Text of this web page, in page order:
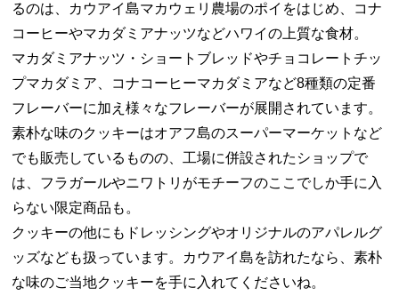
るのは、カウアイ島マカウェリ農場のポイをはじめ、コナ
コーヒーやマカダミアナッツなどハワイの上質な食材。
マカダミアナッツ・ショートブレッドやチョコレートチッ
プマカダミア、コナコーヒーマカダミアなど8種類の定番
フレーバーに加え様々なフレーバーが展開されています。
素朴な味のクッキーはオアフ島のスーパーマーケットなど
でも販売しているものの、工場に併設されたショップで
は、フラガールやニワトリがモチーフのここでしか手に入
らない限定商品も。
クッキーの他にもドレッシングやオリジナルのアパレルグ
ッズなども扱っています。カウアイ島を訪れたなら、素朴
な味のご当地クッキーを手に入れてくださいね。